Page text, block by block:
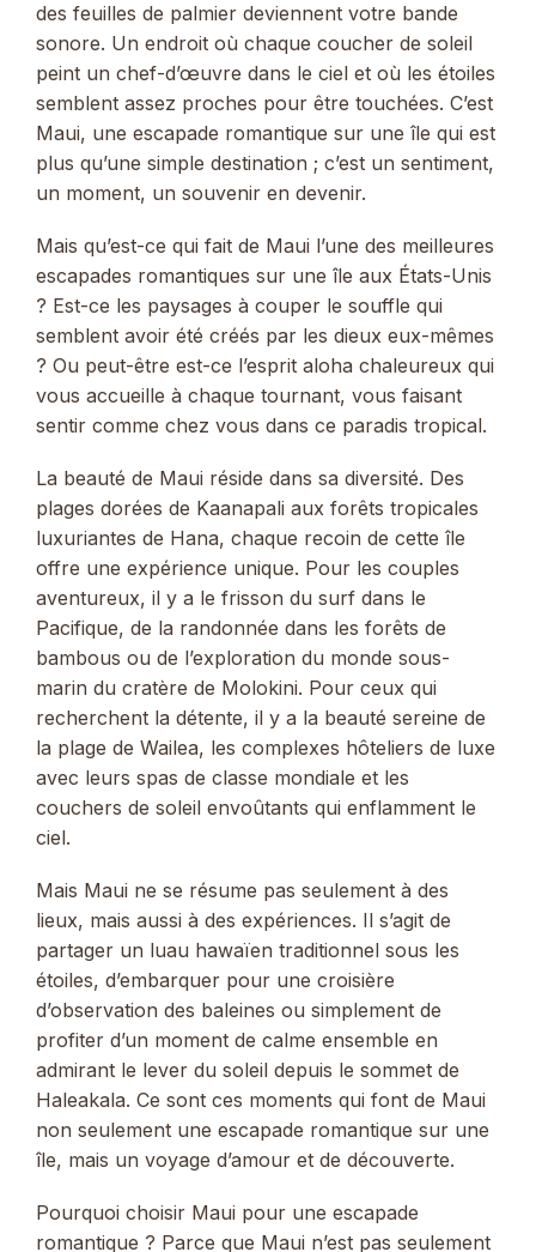
des feuilles de palmier deviennent votre bande
sonore. Un endroit où chaque coucher de soleil
peint un chef-d’œuvre dans le ciel et où les étoiles
semblent assez proches pour être touchées. C’est
Maui, une escapade romantique sur une île qui est
plus qu’une simple destination ; c’est un sentiment,
un moment, un souvenir en devenir.
Mais qu’est-ce qui fait de Maui l’une des meilleures
escapades romantiques sur une île aux États-Unis
? Est-ce les paysages à couper le souffle qui
semblent avoir été créés par les dieux eux-mêmes
? Ou peut-être est-ce l’esprit aloha chaleureux qui
vous accueille à chaque tournant, vous faisant
sentir comme chez vous dans ce paradis tropical.
La beauté de Maui réside dans sa diversité. Des
plages dorées de Kaanapali aux forêts tropicales
luxuriantes de Hana, chaque recoin de cette île
offre une expérience unique. Pour les couples
aventureux, il y a le frisson du surf dans le
Pacifique, de la randonnée dans les forêts de
bambous ou de l’exploration du monde sous-
marin du cratère de Molokini. Pour ceux qui
recherchent la détente, il y a la beauté sereine de
la plage de Wailea, les complexes hôteliers de luxe
avec leurs spas de classe mondiale et les
couchers de soleil envoûtants qui enflamment le
ciel.
Mais Maui ne se résume pas seulement à des
lieux, mais aussi à des expériences. Il s’agit de
partager un luau hawaïen traditionnel sous les
étoiles, d’embarquer pour une croisière
d’observation des baleines ou simplement de
profiter d’un moment de calme ensemble en
admirant le lever du soleil depuis le sommet de
Haleakala. Ce sont ces moments qui font de Maui
non seulement une escapade romantique sur une
île, mais un voyage d’amour et de découverte.
Pourquoi choisir Maui pour une escapade
romantique ? Parce que Maui n’est pas seulement